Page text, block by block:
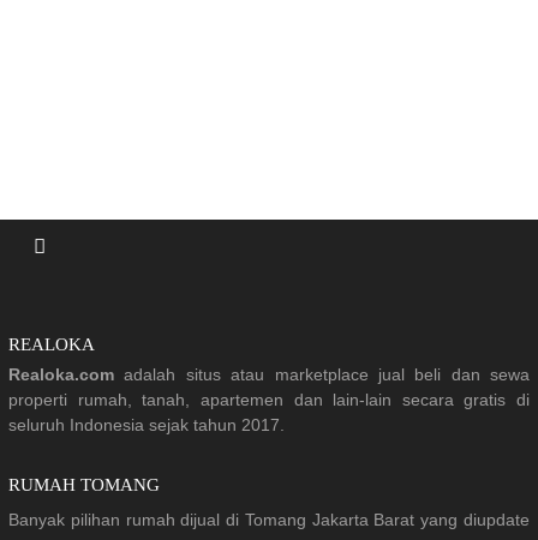
REALOKA
Realoka.com adalah situs atau marketplace jual beli dan sewa
properti rumah, tanah, apartemen dan lain-lain secara gratis di
seluruh Indonesia sejak tahun 2017.
RUMAH TOMANG
Banyak pilihan rumah dijual di Tomang Jakarta Barat yang diupdate